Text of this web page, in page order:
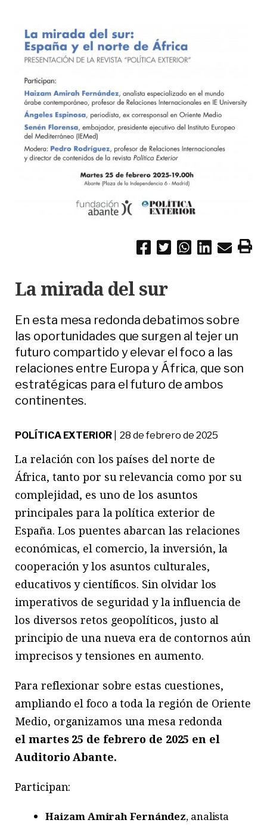
La mirada del sur
En esta mesa redonda debatimos sobre
las oportunidades que surgen al tejer un
futuro compartido y elevar el foco a las
relaciones entre Europa y África, que son
estratégicas para el futuro de ambos
continentes.
POLÍTICA EXTERIOR| 28 de febrero de 2025
La relación con los países del norte de
África, tanto por su relevancia como por su
complejidad, es uno de los asuntos
principales para la política exterior de
España. Los puentes abarcan las relaciones
económicas, el comercio, la inversión, la
cooperación y los asuntos culturales,
educativos y científicos. Sin olvidar los
imperativos de seguridad y la influencia de
los diversos retos geopolíticos, justo al
principio de una nueva era de contornos aún
imprecisos y tensiones en aumento.
Para reflexionar sobre estas cuestiones,
ampliando el foco a toda la región de Oriente
Medio, organizamos una mesa redonda
elmartes 25 de febrero de 2025 en el
Auditorio Abante.
Participan:
Haizam Amirah Fernández, analista